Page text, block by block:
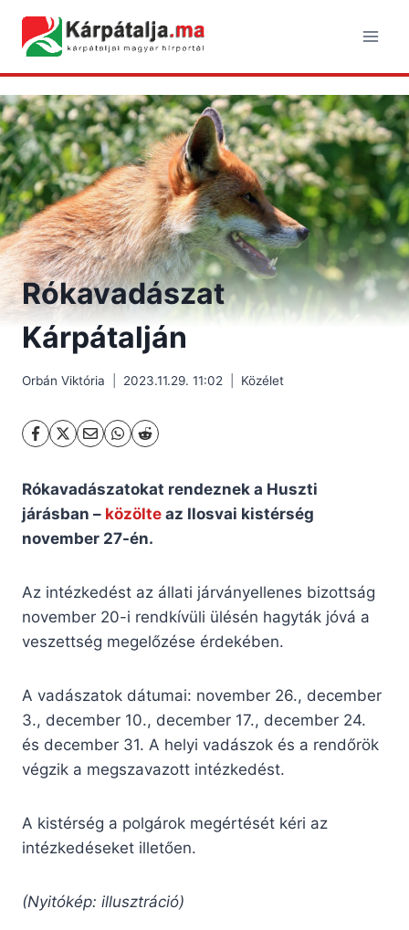
content
Rókavadászat
Kárpátalján
Orbán Viktória 2023.11.29. 11:02 Közélet
Rókavadászatokat rendeznek a Huszti
járásban – közölte az Ilosvai kistérség
november 27-én.
Az intézkedést az állati járványellenes bizottság
november 20-i rendkívüli ülésén hagyták jóvá a
veszettség megelőzése érdekében.
A vadászatok dátumai: november 26., december
3., december 10., december 17., december 24.
és december 31. A helyi vadászok és a rendőrök
végzik a megszavazott intézkedést.
A kistérség a polgárok megértését kéri az
intézkedéseket illetően.
(Nyitókép: illusztráció)